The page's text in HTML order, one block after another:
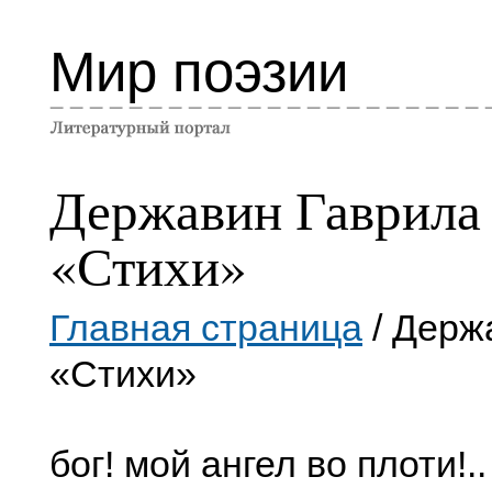
Мир поэзии
Державин Гаврила
«Стихи»
Главная страница /
«Стихи»
бог! мой ангел во